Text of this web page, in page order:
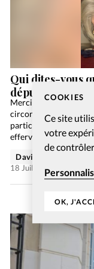
COOKIES
Ce site
votre
de
OK,
Qui dites-vous
députée
Merci Seigneur, parce
circonstances, ni
particulier.Certes, un
effervescence
David Métreau
18 Juil 2026